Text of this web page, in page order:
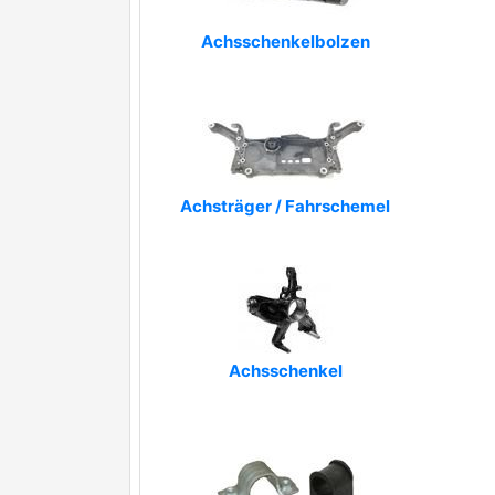
Achsschenkelbolzen
Achsträger / Fahrschemel
Achsschenkel